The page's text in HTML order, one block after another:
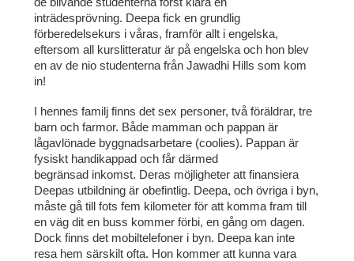
inträdesprövning. Deepa fick en grundlig
förberedelsekurs i våras, framför allt i engelska,
eftersom all kurslitteratur är på engelska och hon blev
en av de nio studenterna från Jawadhi Hills som kom
in!
I hennes familj finns det sex personer, två föräldrar, tre
barn och farmor. Både mamman och pappan är
lågavlönade byggnadsarbetare (coolies). Pappan är
fysiskt handikappad och får därmed
begränsad inkomst. Deras möjligheter att finansiera
Deepas utbildning är obefintlig. Deepa, och övriga i byn,
måste gå till fots fem kilometer för att komma fram till
en väg dit en buss kommer förbi, en gång om dagen.
Dock finns det mobiltelefoner i byn. Deepa kan inte
resa hem särskilt ofta. Hon kommer att kunna vara